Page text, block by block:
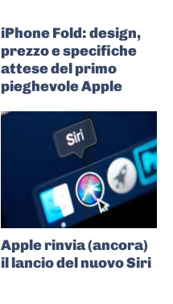
iPhone Fold: design,
prezzo e specifiche
attese del primo
pieghevole Apple
Apple rinvia (ancora)
il lancio del nuovo Siri